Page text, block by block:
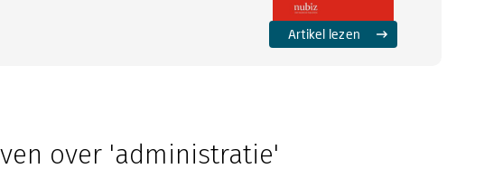
Artikel lezen
over 'administratie'